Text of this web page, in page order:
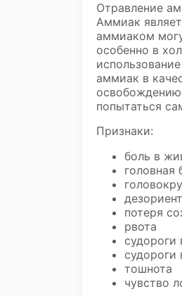
Отравление
Аммиак
аммиаком
особенно в
аммиак в
освобождению
попытаться
Признаки:
боль в
головная
потеря
рвота
судороги
судороги
тошнота
чувство